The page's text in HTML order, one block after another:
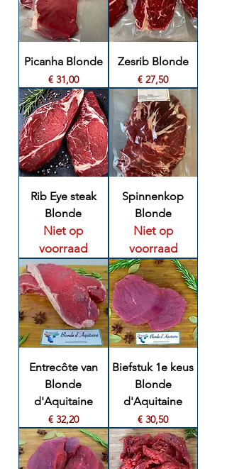
Picanha Blonde
Prijs
€ 31,00
Zesrib Blonde
Prijs
€ 27,50
Rib Eye steak
Blonde
Niet op
voorraad
Spinnenkop
Blonde
Niet op
voorraad
Entrecôte van
Blonde
d'Aquitaine
Prijs
€ 32,20
Biefstuk 1e keus
Blonde
d'Aquitaine
Prijs
€ 30,50